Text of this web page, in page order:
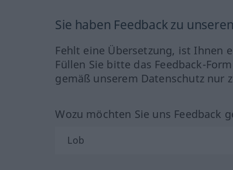
Sie haben Feedback zu
Fehlt eine Übersetzung, ist Ihnen
Füllen Sie bitte das Feedback-
gemäß unserem Datenschutz nur
Wozu möchten Sie uns Feedback